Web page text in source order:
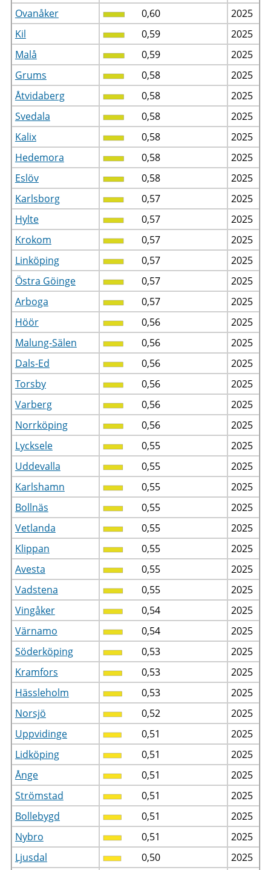
Ovanåker
0,60
2025
Kil
0,59
2025
Malå
0,59
2025
Grums
0,58
2025
Åtvidaberg
0,58
2025
Svedala
0,58
2025
Kalix
0,58
2025
Hedemora
0,58
2025
Eslöv
0,58
2025
Karlsborg
0,57
2025
Hylte
0,57
2025
Krokom
0,57
2025
Linköping
0,57
2025
Östra Göinge
0,57
2025
Arboga
0,57
2025
Höör
0,56
2025
Malung-Sälen
0,56
2025
Dals-Ed
0,56
2025
Torsby
0,56
2025
Varberg
0,56
2025
Norrköping
0,56
2025
Lycksele
0,55
2025
Uddevalla
0,55
2025
Karlshamn
0,55
2025
Bollnäs
0,55
2025
Vetlanda
0,55
2025
Klippan
0,55
2025
Avesta
0,55
2025
Vadstena
0,55
2025
Vingåker
0,54
2025
Värnamo
0,54
2025
Söderköping
0,53
2025
Kramfors
0,53
2025
Hässleholm
0,53
2025
Norsjö
0,52
2025
Uppvidinge
0,51
2025
Lidköping
0,51
2025
Ånge
0,51
2025
Strömstad
0,51
2025
Bollebygd
0,51
2025
Nybro
0,51
2025
Ljusdal
0,50
2025